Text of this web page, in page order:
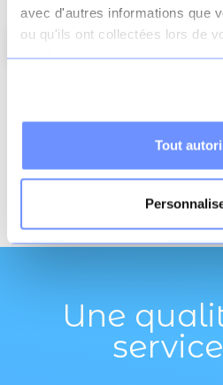
avec d'autres informations que
ou qu'ils ont collectées lors de
services.
Tout
Total TTC
Ajouter au
Date de disponibilité:
Une